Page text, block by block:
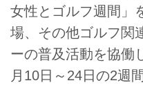
女性とゴルフ週間」
場、その他ゴルフ関
ーの普及活動を協働
月10日～24日の2週